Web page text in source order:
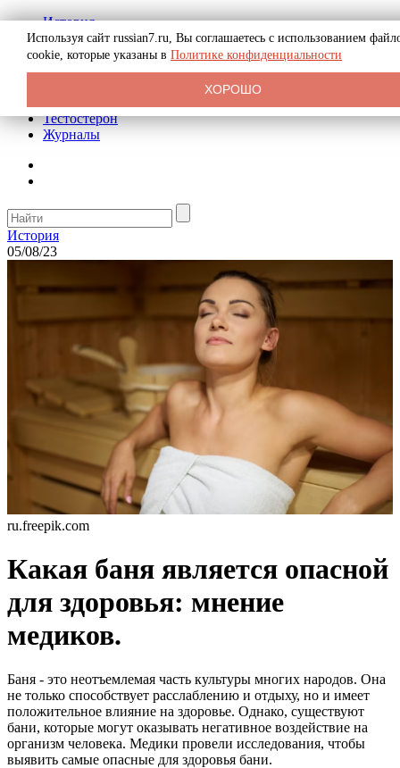
История
Биография
Криминал
Реклама на сайте
Тестостерон
Журналы
История
05/08/23
ru.freepik.com
Какая баня является опасной
для здоровья: мнение
медиков.
Баня - это неотъемлемая часть культуры многих народов. Она
не только способствует расслаблению и отдыху, но и имеет
положительное влияние на здоровье. Однако, существуют
бани, которые могут оказывать негативное воздействие на
организм человека. Медики провели исследования, чтобы
выявить самые опасные для здоровья бани.
Используя сайт russian7.ru, Вы соглашаетесь с использованием
cookie, которые указаны в Политике конфиденциальности
ХОРОШО